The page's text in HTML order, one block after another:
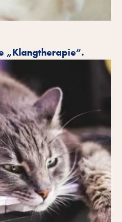
„Klangtherapie“.